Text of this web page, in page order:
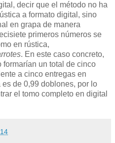
decir que el método no ha
a formato digital, sino
en grapa de manera
primeros números se
en rústica,
. En este caso concreto,
formarían un total de cinco
a cinco entregas en
de 0,99 doblones, por lo
el tomo completo en digital